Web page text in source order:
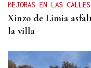
MEJORAS EN LAS CALLES
Xinzo de Limia
la villa